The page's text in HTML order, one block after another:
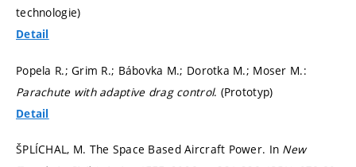
technologie)
Detail
Popela R.; Grim R.; Bábovka M.; Dorotka M.; Moser M.:
Parachute with adaptive drag control. (Prototyp)
Detail
ŠPLÍCHAL, M. The Space Based Aircraft Power. In New